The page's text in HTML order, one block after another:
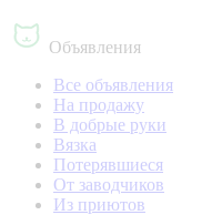
Объявления
Все объявления
На продажу
В добрые руки
Вязка
Потерявшиеся
От заводчиков
Из приютов